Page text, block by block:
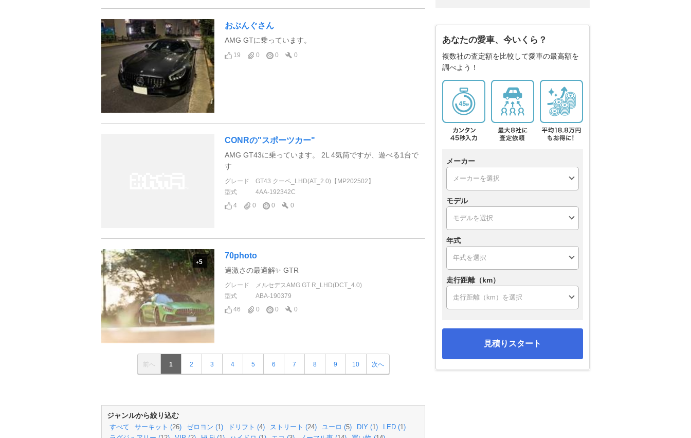
おぶんぐさん
AMG GTに乗っています。
19 0 0 0
CONRの"スポーツカー"
AMG GT43に乗っています。 2L 4気筒ですが、遊べる1台で
す
グレード
GT43 クーペ_LHD(AT_2.0)【MP202502】
型式
4AA-192342C
4
0 0 0
+5
70photo
過激さの最適解✨ GTR
グレード
メルセデスAMG GT R_LHD(DCT_4.0)
型式
ABA-190379
46
0 0 0
前へ 1 2 3 4 5 6 7 8 9 10 次へ
ジャンルから絞り込む
すべて サーキット (26) ゼロヨン (1 ) ドリフト (4) ストリート (24) ユーロ (5) DIY (1 ) LED (1 )
あなたの愛車、今いくら？
複数社の査定額を比較して愛車の最高額を
調べよう！
メーカー
モデル
年式
走行距離（km）
見積りスタート